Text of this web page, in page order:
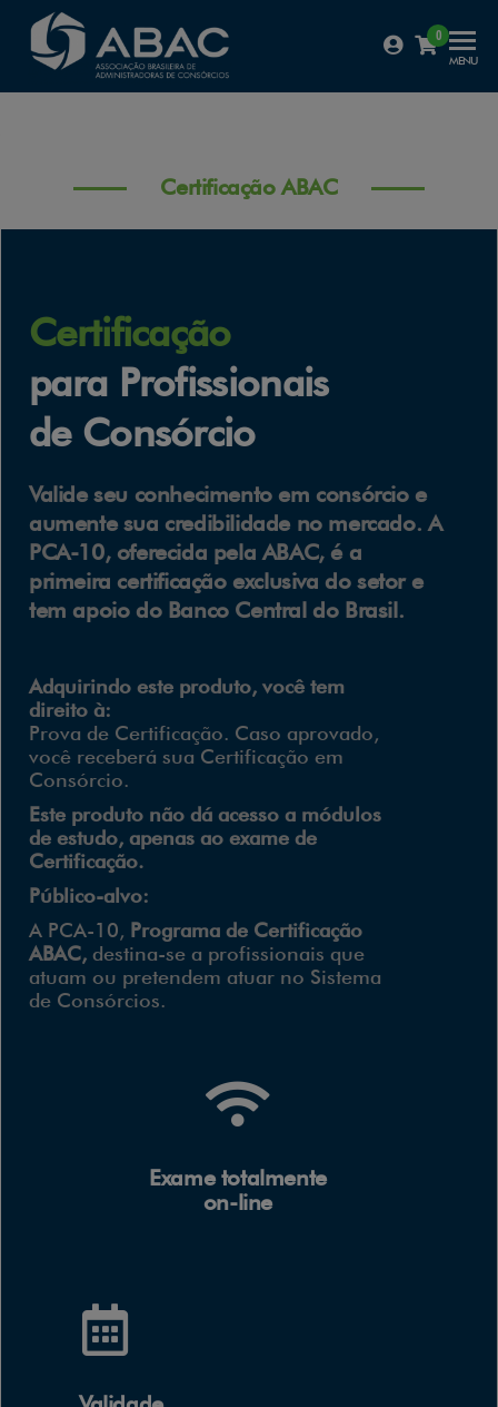
Certificação
ABAC
0
MENU
Certificação ABAC
Certificação
para Profissionais
de Consórcio
Valide seu conhecimento em consórcio e
aumente sua credibilidade no mercado. A
PCA-10, oferecida pela ABAC, é a
primeira certificação exclusiva do setor e
tem apoio do Banco Central do Brasil.
Adquirindo este produto, você tem
direito à:
Prova de Certificação. Caso aprovado,
você receberá sua Certificação em
Consórcio.
Este produto não dá acesso a módulos
de estudo, apenas ao exame de
Certificação.
Público-alvo:
A PCA-10, Programa de Certificação
ABAC, destina-se a profissionais que
atuam ou pretendem atuar no Sistema
de Consórcios.
Exame totalmente
on-line